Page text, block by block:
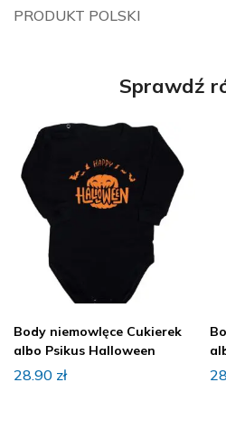
PRODUKT POLSKI
Sprawdź
Body niemowlęce Cukierek
albo Psikus Halloween
28.90 zł